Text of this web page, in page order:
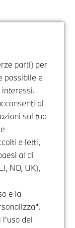
parti) per
possibile e
al
sul tuo
e letti,
al di
NO, UK),
e la
l'uso dei